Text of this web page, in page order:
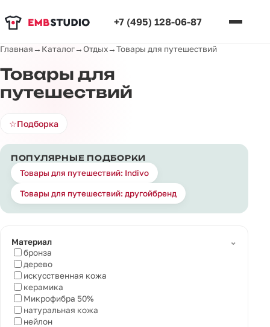
+7 (495) 128-06-87
Главная→ Каталог→Отдых→Товары для путешествий
Товары для
путешествий
☆Подборка
ПОПУЛЯРНЫЕ ПОДБОРКИ
Товары для путешествий: Indivo
Товары для путешествий: другойбренд
Материал
⌄
бронза
дерево
искусственная кожа
керамика
Микрофибра 50%
натуральная кожа
нейлон